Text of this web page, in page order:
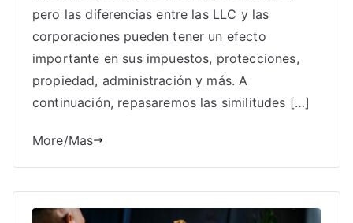
pero las diferencias entre las LLC y las
corporaciones pueden tener un efecto
importante en sus impuestos, protecciones,
propiedad, administración y más. A
continuación, repasaremos las similitudes […]
More/Mas